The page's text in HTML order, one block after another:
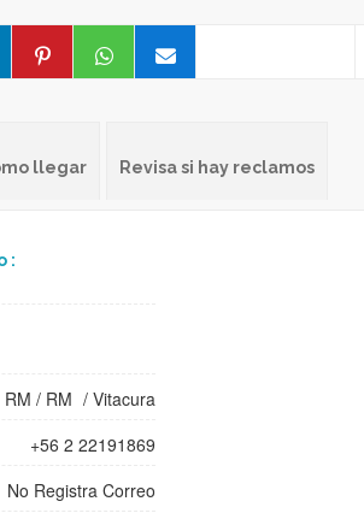
llegar Revisa si hay reclamos
:
RM / RM / Vitacura
+56 2 22191869
No Registra Correo